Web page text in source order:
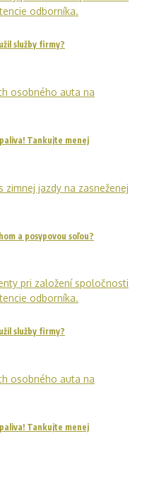
služby firmy?
Tankujte menej
a posypovou soľou?
služby firmy?
Tankujte menej